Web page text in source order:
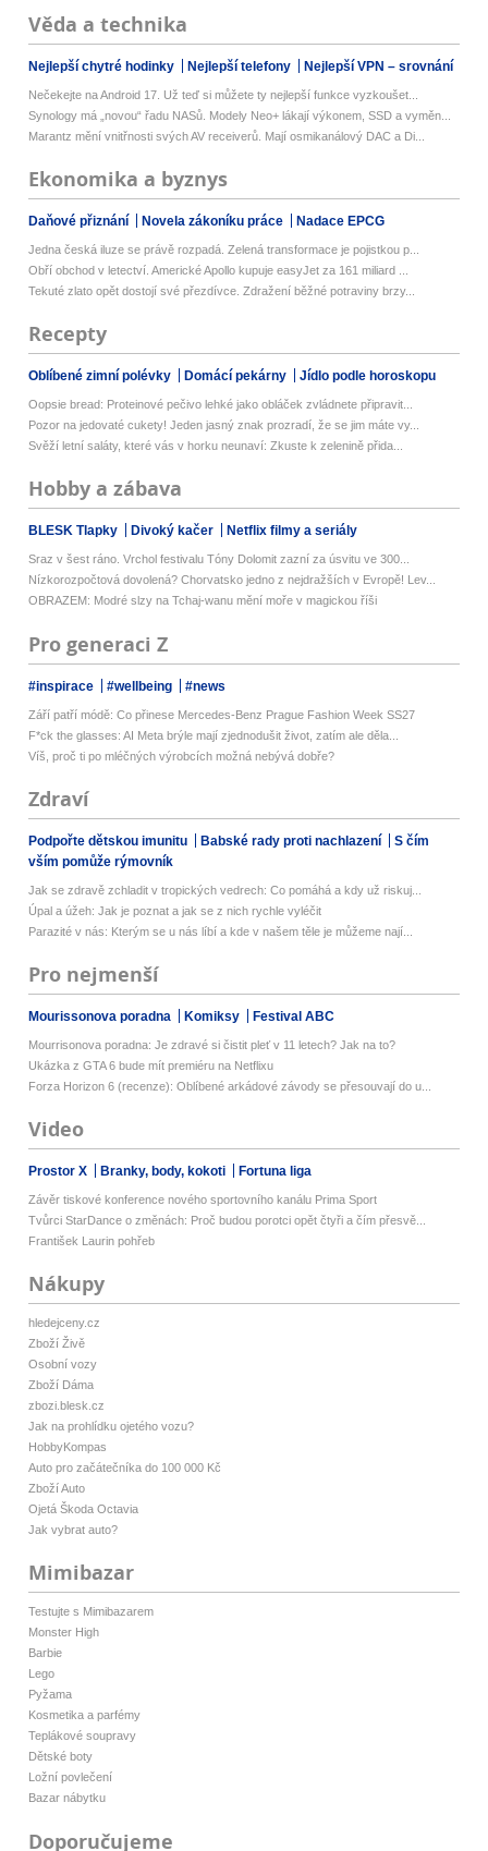
Věda a technika
Nejlepší chytré hodinky Nejlepší telefony Nejlepší VPN – srovnání
Nečekejte na Android 17. Už teď si můžete ty nejlepší funkce vyzkoušet...
Synology má „novou“ řadu NASů. Modely Neo+ lákají výkonem, SSD a vyměn...
Marantz mění vnitřnosti svých AV receiverů. Mají osmikanálový DAC a Di...
Ekonomika a byznys
Daňové přiznání Novela zákoníku práce Nadace EPCG
Jedna česká iluze se právě rozpadá. Zelená transformace je pojistkou p...
Obří obchod v letectví. Americké Apollo kupuje easyJet za 161 miliard ...
Tekuté zlato opět dostojí své přezdívce. Zdražení běžné potraviny brzy...
Recepty
Oblíbené zimní polévky Domácí pekárny Jídlo podle horoskopu
Oopsie bread: Proteinové pečivo lehké jako obláček zvládnete připravit...
Pozor na jedovaté cukety! Jeden jasný znak prozradí, že se jim máte vy...
Svěží letní saláty, které vás v horku neunaví: Zkuste k zelenině přida...
Hobby a zábava
BLESK Tlapky Divoký kačer Netflix filmy a seriály
Sraz v šest ráno. Vrchol festivalu Tóny Dolomit zazní za úsvitu ve 300...
Nízkorozpočtová dovolená? Chorvatsko jedno z nejdražších v Evropě! Lev...
OBRAZEM: Modré slzy na Tchaj-wanu mění moře v magickou říši
Pro generaci Z
#inspirace #wellbeing #news
Září patří módě: Co přinese Mercedes-Benz Prague Fashion Week SS27
F*ck the glasses: AI Meta brýle mají zjednodušit život, zatím ale děla...
Víš, proč ti po mléčných výrobcích možná nebývá dobře?
Zdraví
Podpořte dětskou imunitu Babské rady proti nachlazení
S čím
vším pomůže rýmovník
Jak se zdravě zchladit v tropických vedrech: Co pomáhá a kdy už riskuj...
Úpal a úžeh: Jak je poznat a jak se z nich rychle vyléčit
Parazité v nás: Kterým se u nás líbí a kde v našem těle je můžeme nají...
Pro nejmenší
Mourissonova poradna Komiksy Festival ABC
Mourrisonova poradna: Je zdravé si čistit pleť v 11 letech? Jak na to?
Ukázka z GTA 6 bude mít premiéru na Netflixu
Forza Horizon 6 (recenze): Oblíbené arkádové závody se přesouvají do u...
Video
Prostor X Branky, body, kokoti Fortuna liga
Závěr tiskové konference nového sportovního kanálu Prima Sport
Tvůrci StarDance o změnách: Proč budou porotci opět čtyři a čím přesvě...
František Laurin pohřeb
Nákupy
hledejceny.cz
Zboží Živě
Osobní vozy
Zboží Dáma
zbozi.blesk.cz
Jak na prohlídku ojetého vozu?
HobbyKompas
Auto pro začátečníka do 100 000 Kč
Zboží Auto
Ojetá Škoda Octavia
Jak vybrat auto?
Mimibazar
Testujte s Mimibazarem
Monster High
Barbie
Lego
Pyžama
Kosmetika a parfémy
Teplákové soupravy
Dětské boty
Ložní povlečení
Bazar nábytku
Doporučujeme